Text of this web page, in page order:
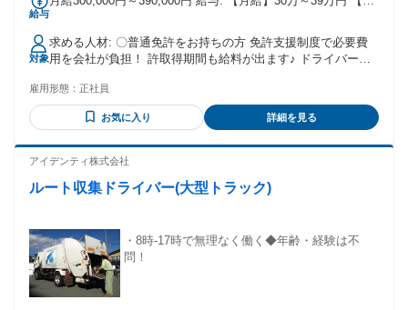
給与
与実績：夏冬合計で約60万円支給 （対象者は入社6か月目以
降の社員になります） 【給与実例】 <モデル例 未経験入社2
年目ドライバー> 年収：430万円（基本給+賞与+評価給） <モ
デル例 入社3年目ドライバー> 年収：520万円（基本給+賞与
対象
求める人材: 〇普通免許をお持ちの方 免許支援制度で必要費
用を会社が負担！ 許取得期間も給料が出ます♪ ドライバーデ
雇用形態： 正社員
お気に入り 詳細を見る
アイデンティ株式会社
ルート収集ドライバー(大型トラック)
・8時-17時で無理なく働く◆年齢・経験は不
問！